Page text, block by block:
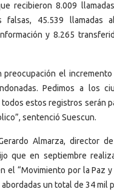
recibieron 8.009
falsas, 45.539 llamadas
y 8.265
preocupación el
Pedimos a los
todos estos registros serán
sentenció Suescun.
Almarza, director
que en septiembre
el “Movimiento por la Paz
un total de 34 mil